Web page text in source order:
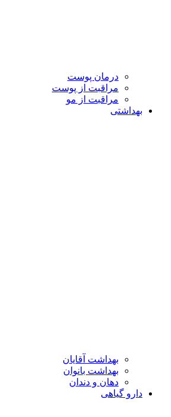
درمان پوست
مراقبت از پوست
مراقبت از مو
بهداشتی
بهداشت آقایان
بهداشت بانوان
دهان و دندان
دارو گیاهی